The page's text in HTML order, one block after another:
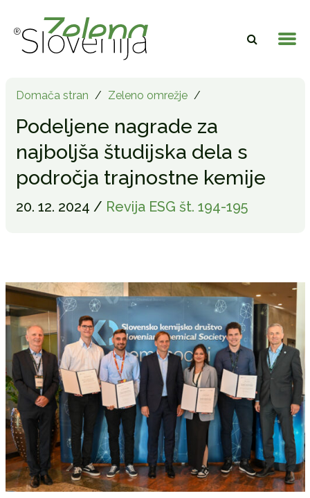
Domača stran / Zeleno omrežje /
Podeljene nagrade za
najboljša študijska dela s
področja trajnostne kemije
20. 12. 2024 / Revija ESG št. 194-195